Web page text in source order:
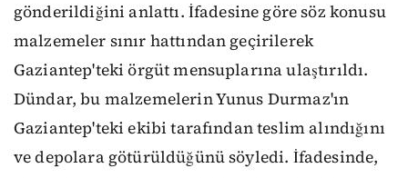
gönderildiğini anlattı. İfadesine göre söz konusu
malzemeler sınır hattından geçirilerek
Gaziantep'teki örgüt mensuplarına ulaştırıldı.
Dündar, bu malzemelerin Yunus Durmaz'ın
Gaziantep'teki ekibi tarafından teslim alındığını
ve depolara götürüldüğünü söyledi. İfadesinde,